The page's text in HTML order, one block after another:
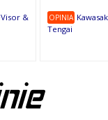
&
OPINIA
Tengai